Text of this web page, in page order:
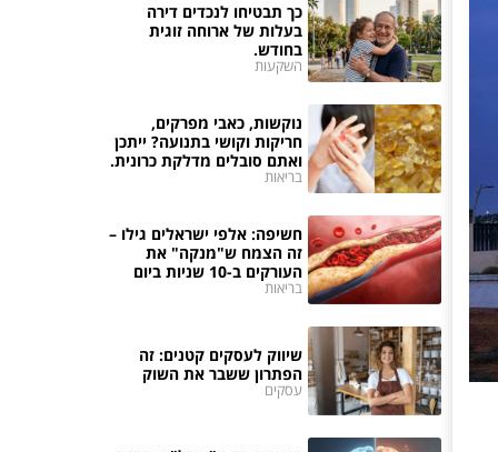
כך תבטיחו לנכדים דירה
בעלות של ארוחה זוגית
בחודש.
השקעות
נוקשות, כאבי מפרקים,
חריקות וקושי בתנועה? ייתכן
ואתם סובלים מדלקת כרונית.
בריאות
חשיפה: אלפי ישראלים גילו –
זה הצמח ש"מנקה" את
העורקים ב-10 שניות ביום
בריאות
שיווק לעסקים קטנים: זה
הפתרון ששבר את השוק
עסקים